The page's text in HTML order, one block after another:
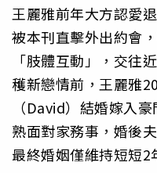
王麗雅前年大方認愛
被本刊直擊外出約會
「肢體互動」，交往
穫新戀情前，王麗雅
（David）結婚嫁入
熟面對家務事，婚後
最終婚姻僅維持短短2